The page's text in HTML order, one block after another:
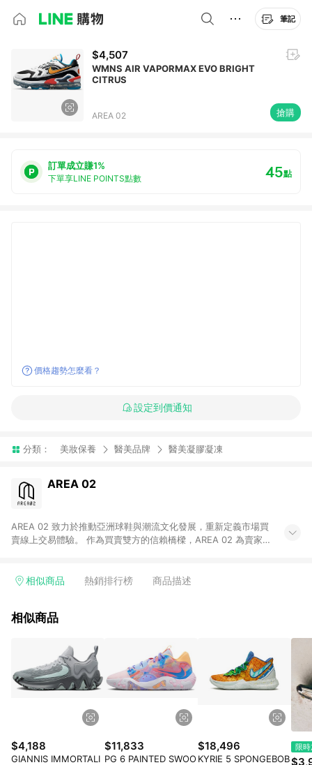
筆記
$4,507
WMNS AIR VAPORMAX EVO BRIGHT
CITRUS
AREA 02 搶購
訂單成立賺1%
下單享LINE POINTS點數 45點
價格趨勢怎麼看？
設定到價通知
分類： 美妝保養 醫美品牌 醫美凝膠凝凍
AREA 02
AREA 02 致力於推動亞洲球鞋與潮流文化發展，重新定義市場買
賣線上交易體驗。 作為買賣雙方的信賴橋樑，AREA 02 為賣家提
鞋、街頭服飾與收藏品交易平台。 客服專線：+886-2-2706-
相似商品 熱銷排行榜 商品描述
相似商品
$4,188
GIANNIS IMMORTALI
$11,833
PG 6 PAINTED SWOO
$18,496
KYRIE 5 SPONGEBOB
限